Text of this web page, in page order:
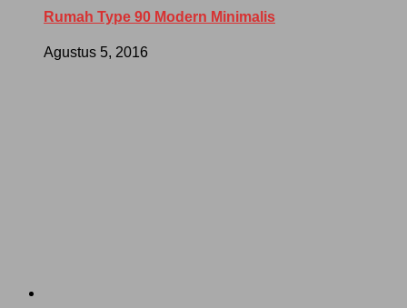
Rumah Type 90 Modern Minimalis
Agustus 5, 2016